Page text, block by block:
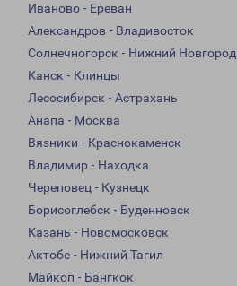
Иваново - Ереван
Александров - Владивосток
Солнечногорск - Нижний Новгород
Канск - Клинцы
Лесосибирск - Астрахань
Анапа - Москва
Вязники - Краснокаменск
Владимир - Находка
Череповец - Кузнецк
Борисоглебск - Буденновск
Казань - Новомосковск
Актобе - Нижний Тагил
Майкоп - Бангкок